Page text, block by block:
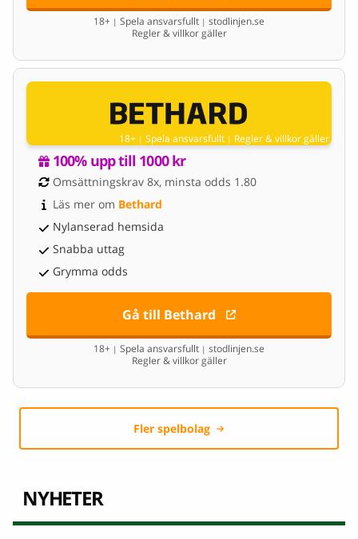
18+ | Spela ansvarsfullt | stodlinjen.se
Regler & villkor gäller
18+ | Spela ansvarsfullt | Regler & villkor gäller
100% upp till 1000 kr
Omsättningskrav 8x, minsta odds 1.80
Läs mer om Bethard
Nylanserad hemsida
Snabba uttag
Grymma odds
Gå till Bethard
18+ | Spela ansvarsfullt | stodlinjen.se
Regler & villkor gäller
Fler spelbolag
NYHETER